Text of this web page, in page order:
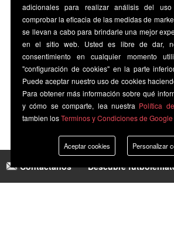
Contáctanos|Descubre
adicionales para realizar análisis del
comprobar la eficacia de las medidas de
se llevan a cabo para brindarle una mejor
en el sitio web. Usted es libre de dar,
consentimiento en cualquier momento
"configuración de cookies" en la parte
Puede aceptar nuestro uso de cookies
Para obtener más información sobre qué
y cómo se comparte, lea nuestra Política
tambien losTerminos y Condiciones de Google
Aceptar cookies Personalizar